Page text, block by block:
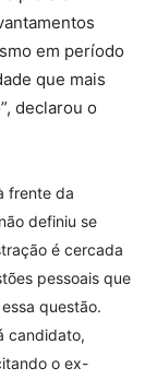
em período
que mais
declarou o
frente da
definiu se
é cercada
pessoais que
questão.
candidato,
o ex-